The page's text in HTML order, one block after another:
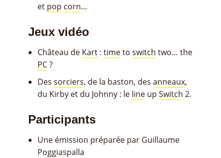
et pop corn…
Jeux vidéo
Château de Kart : timeto switch two… the
PC?
Des sorciers, de la baston, des anneaux,
du Kirby et du Johnny : le line up Switch 2.
Participants
Une émission préparée par Guillaume
Poggiaspalla